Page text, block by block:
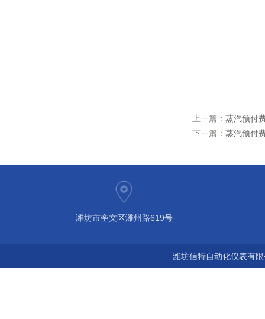
上一篇： 蒸汽预付
下一篇： 蒸汽预付
潍坊市奎文区潍州路619号
潍坊信特自动化仪表有